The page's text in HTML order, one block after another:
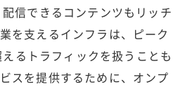
信できるコンテンツもリッチ
を支えるインフラは、ピーク
るトラフィックを扱うことも
スを提供するために、オンプ